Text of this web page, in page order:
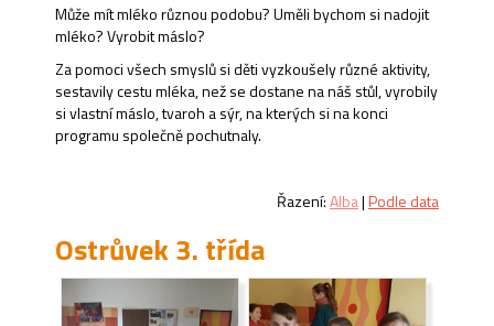
Může mít mléko různou podobu? Uměli bychom si nadojit
mléko? Vyrobit máslo?
Za pomoci všech smyslů si děti vyzkoušely různé aktivity,
sestavily cestu mléka, než se dostane na náš stůl, vyrobily
si vlastní máslo, tvaroh a sýr, na kterých si na konci
programu společně pochutnaly.
Řazení:Alba|Podle data
Ostrůvek 3. třída